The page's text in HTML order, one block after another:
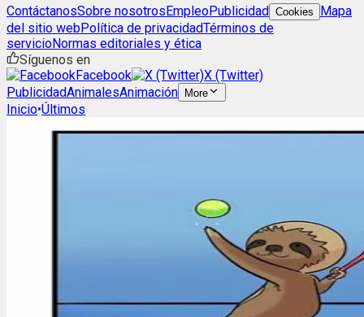
ContáctanosSobre nosotrosEmpleoPublicidad Cookies
Mapa
del sitio webPolítica de privacidadTérminos de
servicioNormas editoriales y ética
Síguenos en
Facebook
X (Twitter)
PublicidadAnimalesAnimación More
Inicio•Últimos